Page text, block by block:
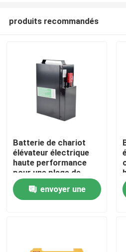
Maison
Au sujet de nous
produits recommandés
Batterie de chariot
élévateur électrique
haute performance
pour une plage de
température de -20 °C
à 50 °C envoyer une